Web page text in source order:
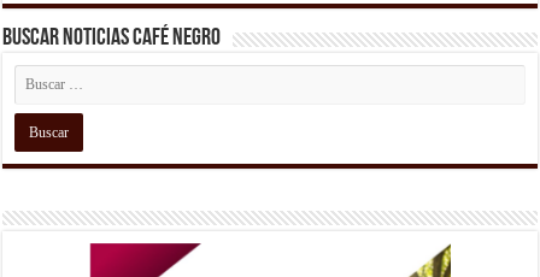
Buscar Noticias Café Negro